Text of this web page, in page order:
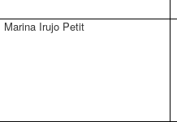
Marina Irujo Petit